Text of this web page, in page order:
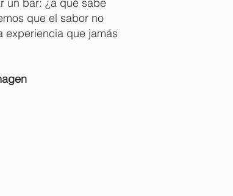
que el sabor no
experiencia que jamás